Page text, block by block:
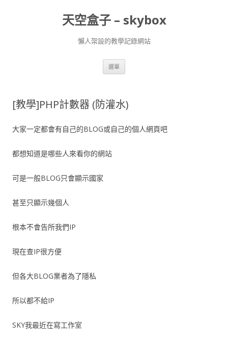
天空盒子 – skybox
懶人架設的教學記錄網站
選單
[教學]PHP計數器 (防灌水)
大家一定都會有自己的BLOG或自己的個人網頁吧
都想知道是哪些人來看你的網站
可是一般BLOG只會顯示國家
甚至只顯示幾個人
根本不會告所我們IP
現在查IP很方便
但各大BLOG業者為了隱私
所以都不給IP
SKY我最近在寫工作室